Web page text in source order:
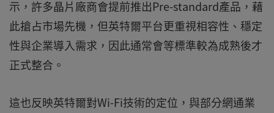
示，許多晶片廠商會提前推出Pre-standard產品，藉
此搶占市場先機，但英特爾平台更重視相容性、穩定
性與企業導入需求，因此通常會等標準較為成熟後才
正式整合。
這也反映英特爾對Wi-Fi技術的定位，與部分網通業